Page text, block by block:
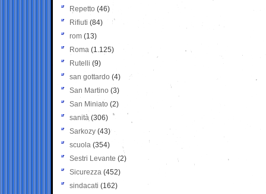
Repetto (46)
Rifiuti (84)
rom (13)
Roma (1.125)
Rutelli (9)
san gottardo (4)
San Martino (3)
San Miniato (2)
sanità (306)
Sarkozy (43)
scuola (354)
Sestri Levante (2)
Sicurezza (452)
sindacati (162)